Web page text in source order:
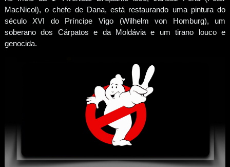
MacNicol), o chefe de Dana, está restaurando uma pintura do
século XVI do Príncipe Vigo (Wilhelm von Homburg), um
soberano dos Cárpatos e da Moldávia e um tirano louco e
genocida.